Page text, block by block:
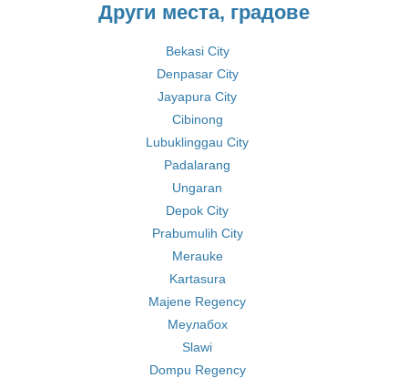
Други места, градове
Bekasi City
Denpasar City
Jayapura City
Cibinong
Lubuklinggau City
Padalarang
Ungaran
Depok City
Prabumulih City
Merauke
Kartasura
Majene Regency
Меулабох
Slawi
Dompu Regency